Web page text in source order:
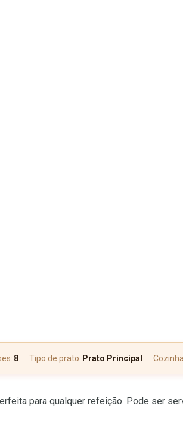
8 Tipo de prato: Prato Principal
para qualquer refeição. Pode ser